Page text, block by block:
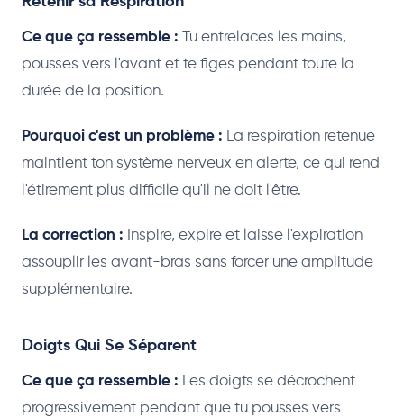
Ce que ça ressemble : Tu entrelaces les mains,
pousses vers l'avant et te figes pendant toute la
durée de la position.
Pourquoi c'est un problème : La respiration retenue
maintient ton système nerveux en alerte, ce qui rend
l'étirement plus difficile qu'il ne doit l'être.
La correction : Inspire, expire et laisse l'expiration
assouplir les avant-bras sans forcer une amplitude
supplémentaire.
Doigts Qui Se Séparent
Ce que ça ressemble : Les doigts se décrochent
progressivement pendant que tu pousses vers